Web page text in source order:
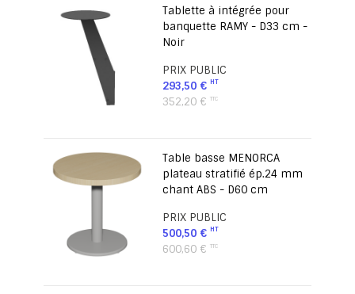
Tablette à intégrée pour
banquette RAMY - D33 cm -
Noir
PRIX PUBLIC
293,50 €
352,20 €
Table basse MENORCA
plateau stratifié ép.24 mm
chant ABS - D60 cm
PRIX PUBLIC
500,50 €
600,60 €